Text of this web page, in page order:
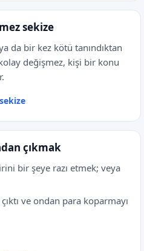
sekize
da bir kez kötü tanındıktan
değişmez, kişi bir konu
çıkmak
bir şeye razı etmek; veya
ve ondan para koparmayı